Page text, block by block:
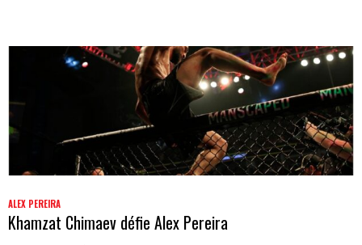
ALEX PEREIRA
Khamzat Chimaev défie Alex Pereira